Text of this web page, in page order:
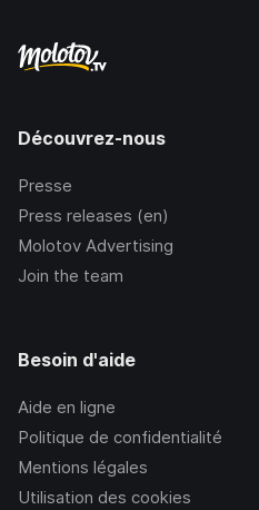
Découvrez-nous
Presse
Press releases (en)
Molotov Advertising
Join the team
Besoin d'aide
Aide en ligne
Politique de confidentialité
Mentions légales
Utilisation des cookies